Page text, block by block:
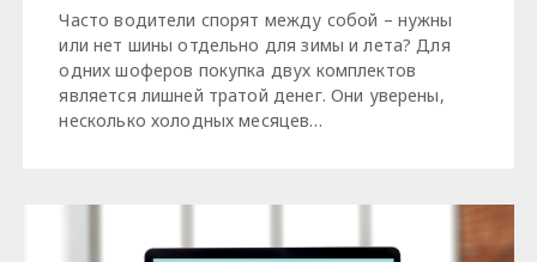
Часто водители спорят между собой – нужны
или нет шины отдельно для зимы и лета? Для
одних шоферов покупка двух комплектов
является лишней тратой денег. Они уверены,
несколько холодных месяцев…